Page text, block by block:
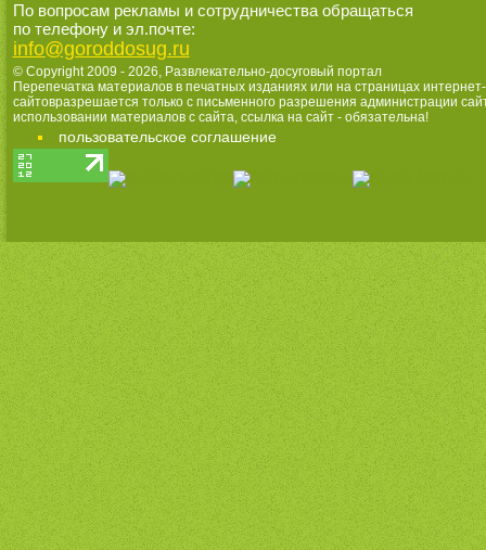
По вопросам рекламы и сотрудничества обращаться
по телефону и эл.почте:
info@goroddosug.ru
© Copyright 2009 - 2026, Развлекательно-досуговый портал
Перепечатка материалов в печатных изданиях или на страницах интернет-
сайтовразрешается только с письменного разрешения администрации
использовании материалов с сайта, ссылка на сайт - обязательна!
пользовательское соглашение